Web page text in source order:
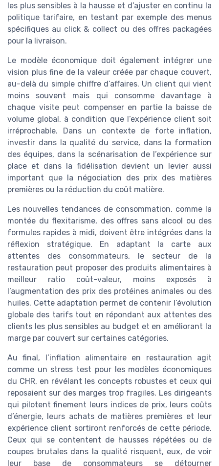
les plus sensibles à la hausse et d’ajuster en continu la
politique tarifaire, en testant par exemple des menus
spécifiques au click & collect ou des offres packagées
pour la livraison.
Le modèle économique doit également intégrer une
vision plus fine de la valeur créée par chaque couvert,
au-delà du simple chiffre d’affaires. Un client qui vient
moins souvent mais qui consomme davantage à
chaque visite peut compenser en partie la baisse de
volume global, à condition que l’expérience client soit
irréprochable. Dans un contexte de forte inflation,
investir dans la qualité du service, dans la formation
des équipes, dans la scénarisation de l’expérience sur
place et dans la fidélisation devient un levier aussi
important que la négociation des prix des matières
premières ou la réduction du coût matière.
Les nouvelles tendances de consommation, comme la
montée du flexitarisme, des offres sans alcool ou des
formules rapides à midi, doivent être intégrées dans la
réflexion stratégique. En adaptant la carte aux
attentes des consommateurs, le secteur de la
restauration peut proposer des produits alimentaires à
meilleur ratio coût-valeur, moins exposés à
l’augmentation des prix des protéines animales ou des
huiles. Cette adaptation permet de contenir l’évolution
globale des tarifs tout en répondant aux attentes des
clients les plus sensibles au budget et en améliorant la
marge par couvert sur certaines catégories.
Au final, l’inflation alimentaire en restauration agit
comme un stress test pour les modèles économiques
du CHR, en révélant les concepts robustes et ceux qui
reposaient sur des marges trop fragiles. Les dirigeants
qui pilotent finement leurs indices de prix, leurs coûts
d’énergie, leurs achats de matières premières et leur
expérience client sortiront renforcés de cette période.
Ceux qui se contentent de hausses répétées ou de
coupes brutales dans la qualité risquent, eux, de voir
leur base de consommateurs se détourner